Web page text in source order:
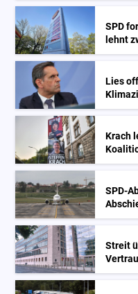
SPD
lehnt
Lies
Krach
SPD-
Streit